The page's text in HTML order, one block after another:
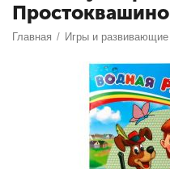
Главная / Игры и